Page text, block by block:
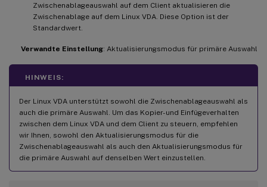
Zwischenablageauswahl auf dem Client aktualisieren die
Zwischenablage auf dem Linux VDA. Diese Option ist der
Standardwert.
Verwandte Einstellung: Aktualisierungsmodus für primäre Auswahl
HINWEIS:
Der Linux VDA unterstützt sowohl die Zwischenablageauswahl als
auch die primäre Auswahl. Um das Kopier- und Einfügeverhalten
zwischen dem Linux VDA und dem Client zu steuern, empfehlen
wir Ihnen, sowohl den Aktualisierungsmodus für die
Zwischenablageauswahl als auch den Aktualisierungsmodus für
die primäre Auswahl auf denselben Wert einzustellen.